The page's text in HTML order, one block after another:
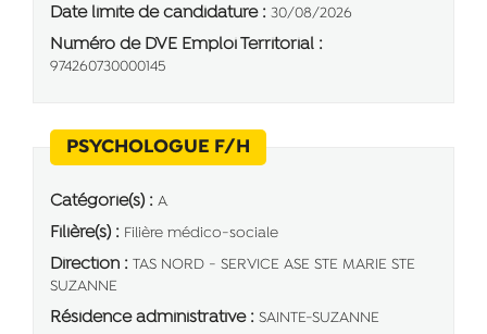
Date limite de candidature : 30/08/2026
Numéro de DVE Emploi Territorial :
974260730000145
PSYCHOLOGUE F/H
Catégorie(s) : A
Filière(s) : Filière médico-sociale
Direction : TAS NORD - SERVICE ASE STE MARIE STE
SUZANNE
Résidence administrative : SAINTE-SUZANNE